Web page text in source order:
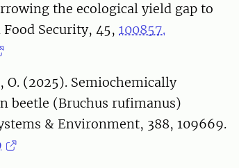
the ecological yield gap to
Security, 45, 100857.
O. (2025). Semiochemically
beetle (Bruchus rufimanus)
& Environment, 388, 109669.